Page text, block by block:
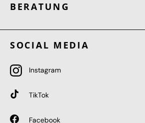
BERATUNG
SOCIAL MEDIA
Instagram
TikTok
Facebook